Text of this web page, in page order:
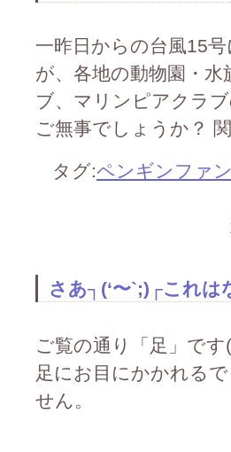
一昨日からの台風15
が、各地の動物園・
ブ、マリンピアクラ
ご無事でしょうか？
タグ:ペンギンファ
さあ┐(‘〜`;)┌これは
ご覧の通り「足」で
足にお目にかかれる
せん。